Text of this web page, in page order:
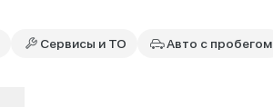
Сервисы и ТО Авто с пробегом